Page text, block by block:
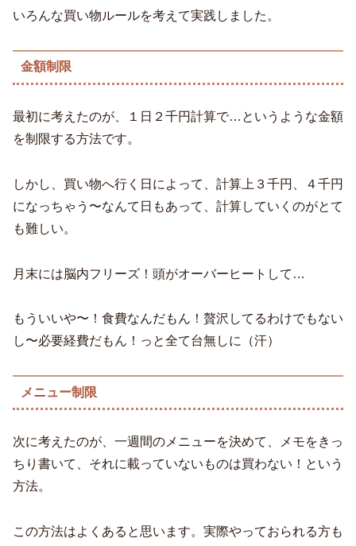
いろんな買い物ルールを考えて実践しました。
金額制限
最初に考えたのが、１日２千円計算で…というような金額
を制限する方法です。
しかし、買い物へ行く日によって、計算上３千円、４千円
になっちゃう〜なんて日もあって、計算していくのがとて
も難しい。
月末には脳内フリーズ！頭がオーバーヒートして…
もういいや〜！食費なんだもん！贅沢してるわけでもない
し〜必要経費だもん！っと全て台無しに（汗）
メニュー制限
次に考えたのが、一週間のメニューを決めて、メモをきっ
ちり書いて、それに載っていないものは買わない！という
方法。
この方法はよくあると思います。実際やっておられる方も